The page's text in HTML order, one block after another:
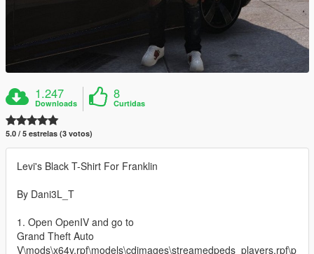
1.247
Downloads
8
Curtidas
5.0 / 5 estrelas (3 votos)
Levi's Black T-Shirt For Franklin
By Dani3L_T
1. Open OpenIV and go to
Grand Theft Auto
V\mods\x64v.rpf\models\cdimages\streamedpeds_players.rpf\p